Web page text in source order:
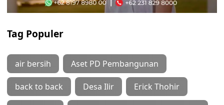
Tag Populer
air bersih Aset PD Pembangunan
back to back Desa Ilir Erick Thohir